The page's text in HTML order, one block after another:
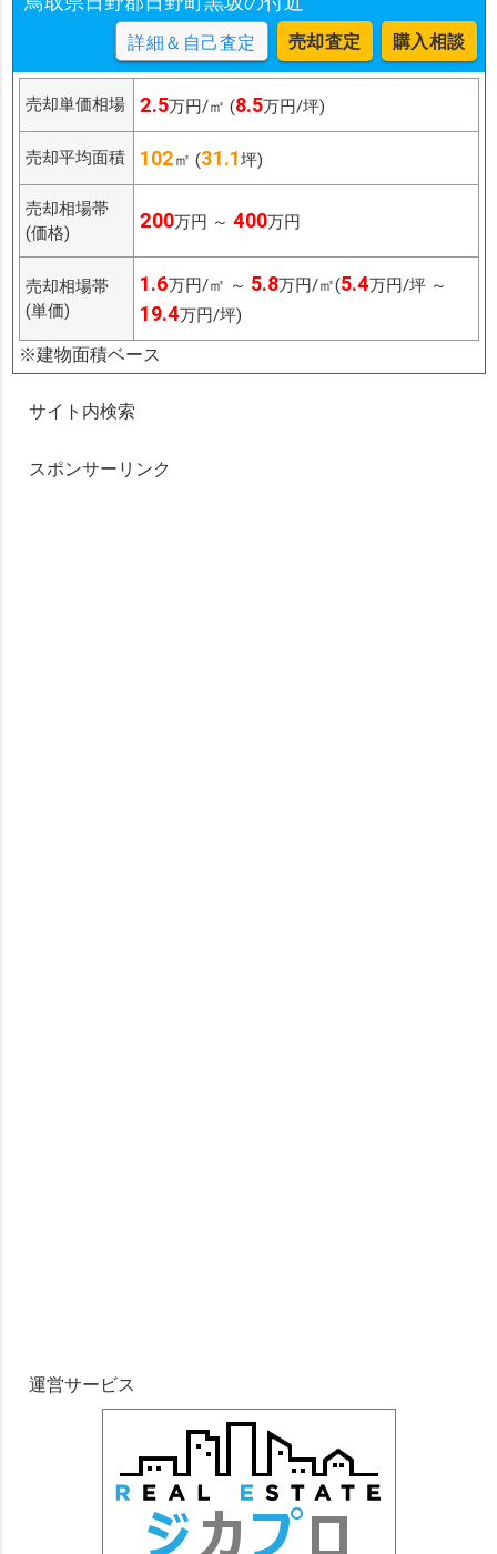
詳細＆自己査定 売却査定 購入相談
売却単価相場 2.5万円/㎡ (8.5万円/坪)
売却平均面積 102㎡ (31.1坪)
売却相場帯
(価格)
200万円 ～ 400万円
売却相場帯
(単価)
1.6万円/㎡ ～ 5.8万円/㎡(5.4万円/坪 ～
19.4万円/坪)
※建物面積ベース
サイト内検索
スポンサーリンク
運営サービス